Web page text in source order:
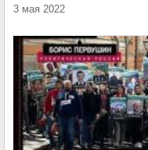
3 мая 2022